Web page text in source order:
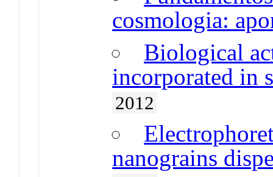
cosmologia:
Biological
incorporated in
2012
nanograins